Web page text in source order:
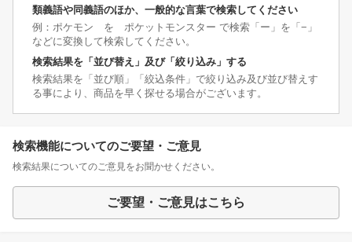
類義語や同義語のほか、一般的な言葉で検索してください
例：ポケモン を ポケットモンスター で検索「ー」を「−」
などに変換して検索してください。
検索結果を「並び替え」及び「絞り込み」する
検索結果を「並び順」「絞込条件」で絞り込み及び並び替えす
る事により、商品を早く探せる場合がございます。
検索機能についてのご要望・ご意見
検索結果についてのご意見をお聞かせください。
ご要望・ご意見はこちら